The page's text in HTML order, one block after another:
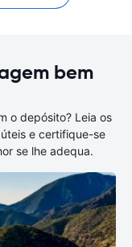
bem
o depósito? Leia os
e certifique-se
se lhe adequa.